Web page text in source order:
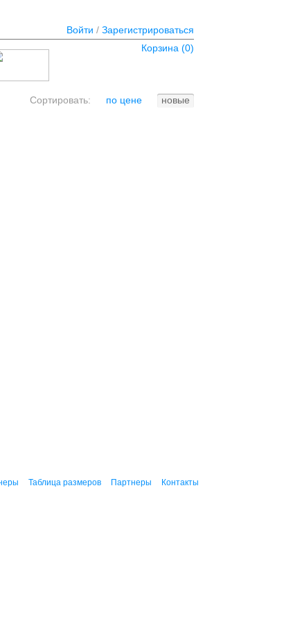
Войти / Зарегистрироваться
Корзина (0)
Сортировать: по цене новые
Таблица размеров Партнеры Контакты